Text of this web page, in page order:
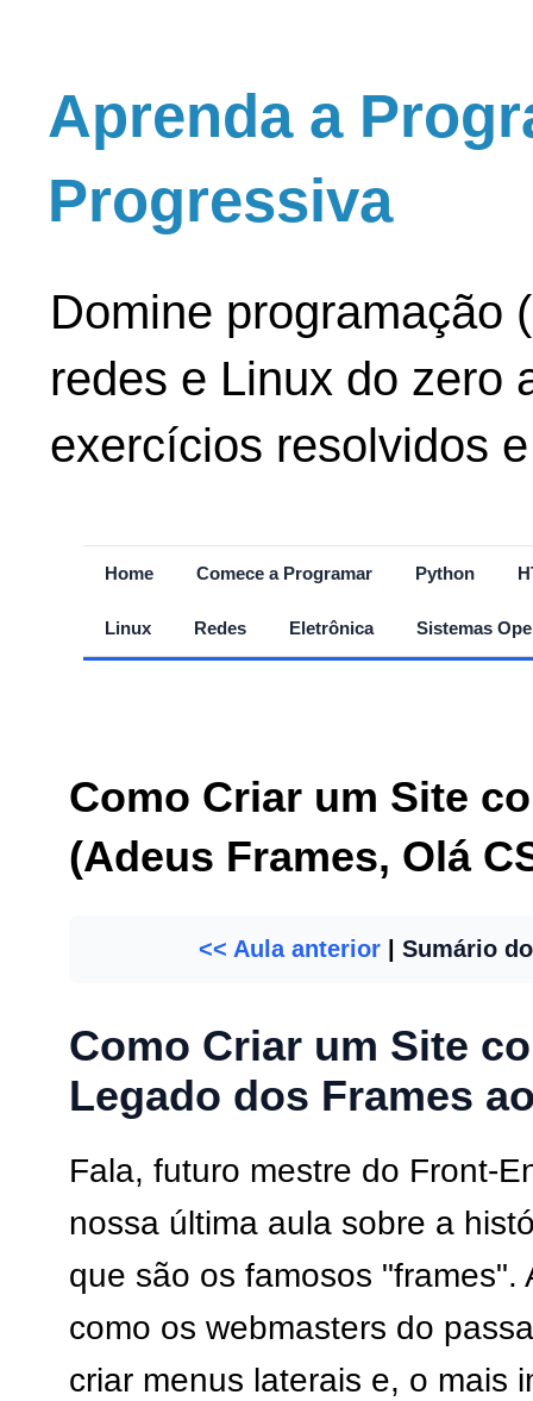
Aprenda a
Progressiva
Domine programação
redes e Linux do zero
exercícios resolvidos
Home Comece a Programar Python
Linux Redes Eletrônica Sistemas
Como Criar um Site
(Adeus Frames, Olá
<< Aula anterior| Sumário
Como Criar um Site
Legado dos Frames
Fala, futuro mestre do Front-
nossa última aula sobre a
que são os famosos "frames".
como os webmasters do
criar menus laterais e, o mais